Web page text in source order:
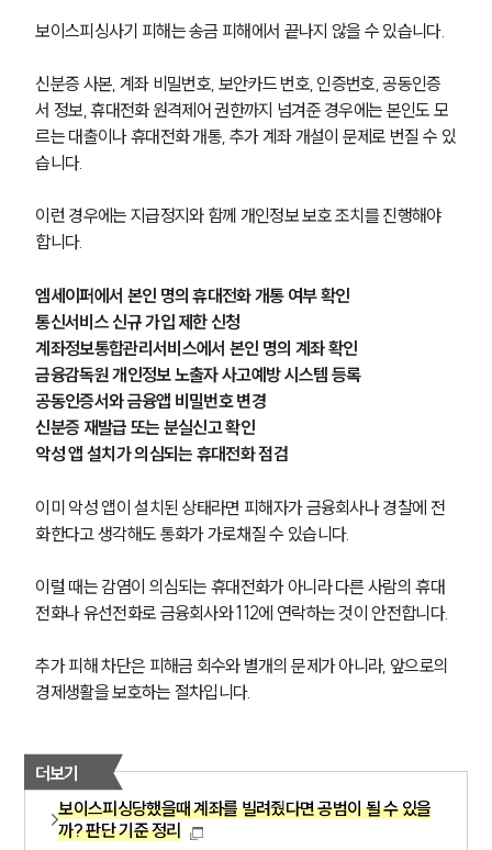
보이스피싱사기 피해는 송금 피해에서 끝나지 않을 수 있습니다.
신분증 사본, 계좌 비밀번호, 보안카드 번호, 인증번호, 공동인증
서 정보, 휴대전화 원격제어 권한까지 넘겨준 경우에는 본인도 모
르는 대출이나 휴대전화 개통, 추가 계좌 개설이 문제로 번질 수 있
습니다.
이런 경우에는 지급정지와 함께 개인정보 보호 조치를 진행해야
합니다.
엠세이퍼에서 본인 명의 휴대전화 개통 여부 확인
통신서비스 신규 가입 제한 신청
계좌정보통합관리서비스에서 본인 명의 계좌 확인
금융감독원 개인정보 노출자 사고예방 시스템 등록
공동인증서와 금융앱 비밀번호 변경
신분증 재발급 또는 분실신고 확인
악성 앱 설치가 의심되는 휴대전화 점검
이미 악성 앱이 설치된 상태라면 피해자가 금융회사나 경찰에 전
화한다고 생각해도 통화가 가로채질 수 있습니다.
이럴 때는 감염이 의심되는 휴대전화가 아니라 다른 사람의 휴대
전화나 유선전화로 금융회사와 112에 연락하는 것이 안전합니다.
추가 피해 차단은 피해금 회수와 별개의 문제가 아니라, 앞으로의
경제생활을 보호하는 절차입니다.
더보기
보이스피싱당했을때 계좌를 빌려줬다면 공범이 될 수 있을
까? 판단 기준 정리